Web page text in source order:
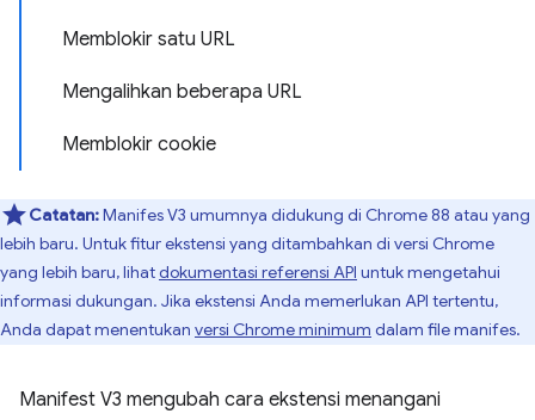
Memblokir satu URL
Mengalihkan beberapa URL
Memblokir cookie
Catatan:Manifes V3 umumnya didukung di Chrome 88 atau yang
lebih baru. Untuk fitur ekstensi yang ditambahkan di versi Chrome
yang lebih baru, lihatdokumentasi referensi API untuk mengetahui
informasi dukungan. Jika ekstensi Anda memerlukan API tertentu,
Anda dapat menentukan versi Chrome minimum dalam file manifes.
Manifest V3 mengubah cara ekstensi menangani